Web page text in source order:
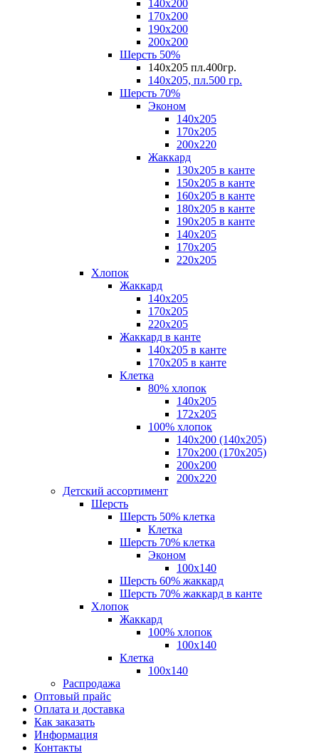
140х200
170х200
190х200
200х200
Шерсть 50%
140х205 пл.400гр.
140х205, пл.500 гр.
Шерсть 70%
Эконом
140х205
170х205
200х220
Жаккард
130х205 в канте
150х205 в канте
160х205 в канте
180х205 в канте
190х205 в канте
140х205
170х205
220х205
Хлопок
Жаккард
140x205
170х205
220х205
Жаккард в канте
140х205 в канте
170х205 в канте
Клетка
80% хлопок
140x205
172х205
100% хлопок
140x200 (140х205)
170x200 (170х205)
200х200
200х220
Детский ассортимент
Шерсть
Шерсть 50% клетка
Клетка
Шерсть 70% клетка
Эконом
100x140
Шерсть 60% жаккард
Шерсть 70% жаккард в канте
Хлопок
Жаккард
100% хлопок
100x140
Клетка
100х140
Распродажа
Оптовый прайс
Оплата и доставка
Как заказать
Информация
Контакты